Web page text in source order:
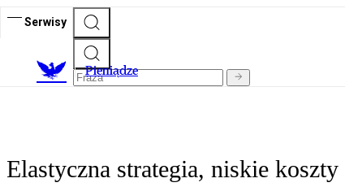
Serwisy
Pieniądze
Elastyczna strategia, niskie koszty